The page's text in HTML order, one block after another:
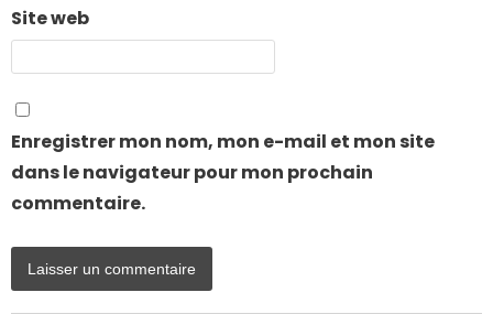
Site web
Enregistrer mon nom, mon e-mail et mon site
dans le navigateur pour mon prochain
commentaire.